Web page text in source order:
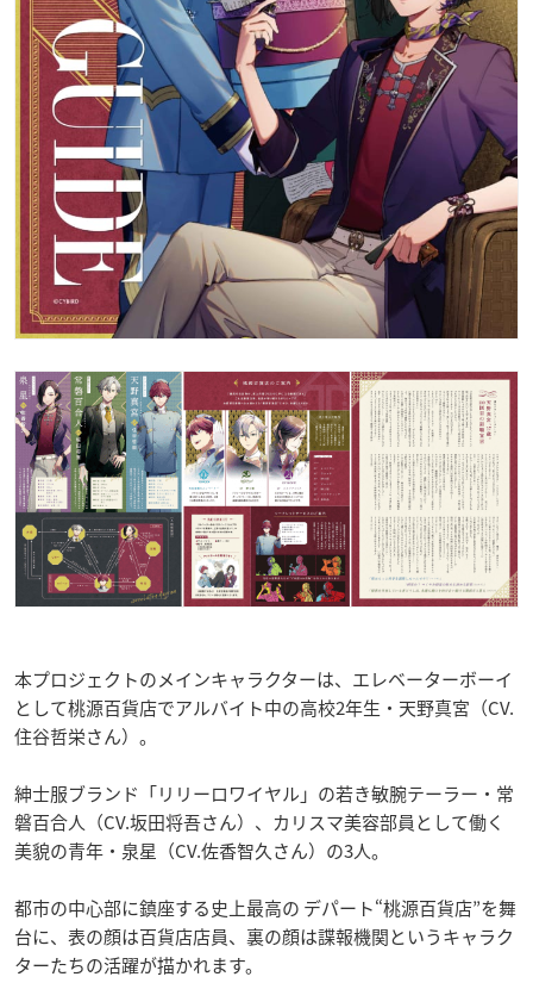
本プロジェクトのメインキャラクターは、エレベーターボーイ
として桃源百貨店でアルバイト中の高校2年生・天野真宮（CV.
住谷哲栄さん）。
紳士服ブランド「リリーロワイヤル」の若き敏腕テーラー・常
磐百合人（CV.坂田将吾さん）、カリスマ美容部員として働く
美貌の青年・泉星（CV.佐香智久さん）の3人。
都市の中心部に鎮座する史上最高の デパート“桃源百貨店”を舞
台に、表の顔は百貨店店員、裏の顔は諜報機関というキャラク
ターたちの活躍が描かれます。